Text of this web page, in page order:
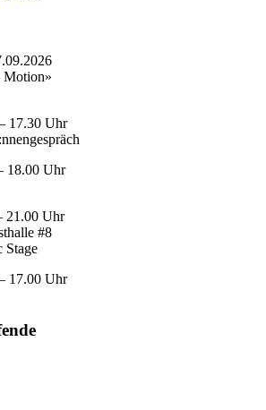
Motion»
17.30 Uhr
18.00 Uhr
21.00 Uhr
#8
Stage
17.00 Uhr